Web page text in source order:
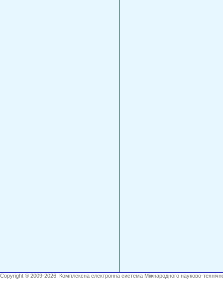
Copyright ® 2009-2026. Комплексна електронна система Міжнародного науково-